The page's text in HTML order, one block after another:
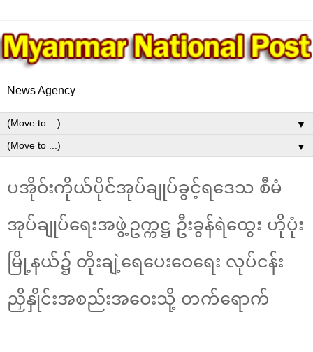
News Agency
▼
▼
ပအိုဝ်းကိုယ်ပိုင်အုပ်ချုပ်ခွင့်ရဒေသ စီမံ
အုပ်ချုပ်ရေးအဖွဲ့ဥက္ကဋ္ဌ ဦးခွန်ရဲထွေး ဟိုပုံး
မြို့နယ်၌ တိုးချဲ့ရေပေးဝေရေး လုပ်ငန်း
ညှိနှိုင်းအစည်းအဝေးသို့ တက်ရောက်